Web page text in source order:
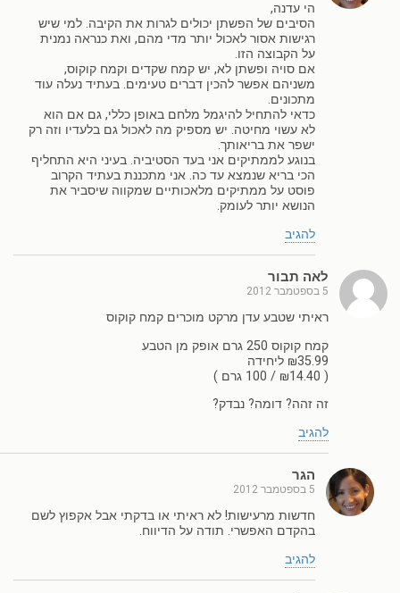
הי עדנה,
הסיבים של הפשתן יכולים לגרות את הקיבה. למי שיש
רגישות אסור לאכול יותר מדי מהם, ואת כנראה נמנית
על הקבוצה הזו.
אם סויה ופשתן לא, יש קמח שקדים וקמח קוקוס,
משניהם אפשר להכין דברים טעימים. בעתיד נעלה עוד
מתכונים.
כדאי להתחיל להיגמל מלחם באופן כללי, גם אם הוא
לא עשוי מחיטה. יש מספיק מה לאכול גם בלעדיו וזה רק
ישפר את בריאותך.
בנוגע לממתיקים אני בעד הסטיביה. בעיני היא התחליף
הכי בריא שנמצא עד כה. אני מתכננת בעתיד הקרוב
פוסט על ממתיקים מלאכותיים שמקווה שיסביר את
הנושא יותר לעומק.
להגיב
לאה תבור
5 בספטמבר 2012
ראיתי שטבע עדן מרקט מוכרים קמח קוקוס
קמח קוקוס 250 גרם אופק מן הטבע
₪35.99 ליחידה
( ₪14.40 / 100 גרם )
זה זהה? דומה? נבדק?
להגיב
הגר
5 בספטמבר 2012
חדשות מרעישות! לא ראיתי או בדקתי אבל אקפוץ לשם
בהקדם האפשרי. תודה על הדיווח.
להגיב